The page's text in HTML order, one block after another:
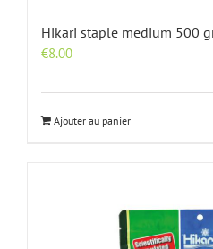
Hikari staple medium 500
€8.00
Ajouter au panier